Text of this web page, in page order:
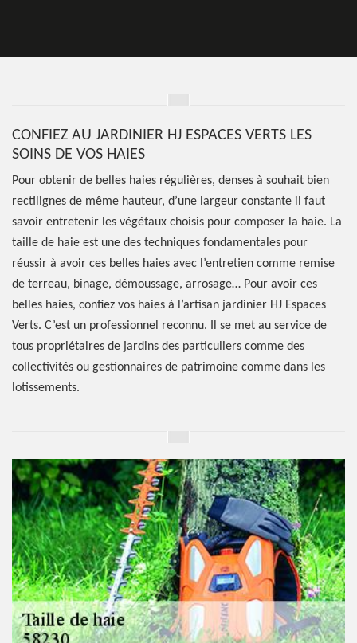
CONFIEZ AU JARDINIER HJ ESPACES VERTS LES
SOINS DE VOS HAIES
Pour obtenir de belles haies régulières, denses à souhait bien
rectilignes de même hauteur, d’une largeur constante il faut
savoir entretenir les végétaux choisis pour composer la haie. La
taille de haie est une des techniques fondamentales pour
réussir à avoir ces belles haies avec l’entretien comme remise
de terreau, binage, démoussage, arrosage… Pour avoir ces
belles haies, confiez vos haies à l’artisan jardinier HJ Espaces
Verts. C’est un professionnel reconnu. Il se met au service de
tous propriétaires de jardins des particuliers comme des
collectivités ou gestionnaires de patrimoine comme dans les
lotissements.